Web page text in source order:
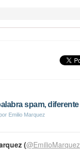
spam, diferente
Emilio Marquez
(@EmilioMarquez